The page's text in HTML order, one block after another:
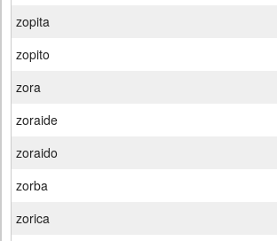
zopita
zopito
zora
zoraide
zoraido
zorba
zorica